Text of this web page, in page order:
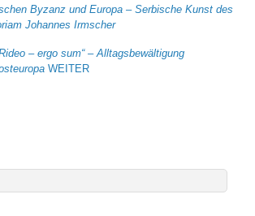
Byzanz und Europa – Serbische Kunst des
Johannes Irmscher
– ergo sum“ – Alltagsbewältigung
WEITER